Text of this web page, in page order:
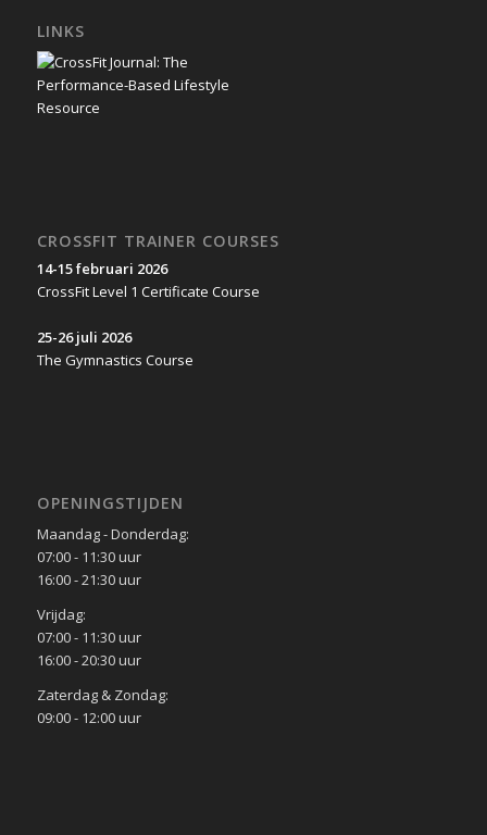
LINKS
CROSSFIT TRAINER COURSES
14-15 februari 2026
CrossFit Level 1 Certificate Course
25-26 juli 2026
The Gymnastics Course
OPENINGSTIJDEN
Maandag - Donderdag:
07:00 - 11:30 uur
16:00 - 21:30 uur
Vrijdag:
07:00 - 11:30 uur
16:00 - 20:30 uur
Zaterdag & Zondag:
09:00 - 12:00 uur